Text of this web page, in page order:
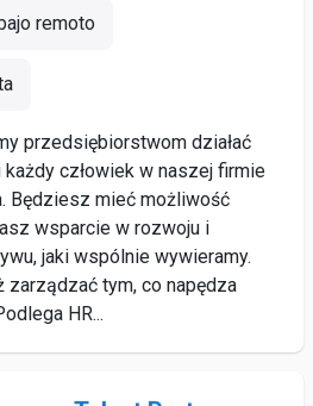
remoto
przedsiębiorstwom działać
człowiek w naszej firmie
Będziesz mieć możliwość
wsparcie w rozwoju i
jaki wspólnie wywieramy.
zarządzać tym, co napędza
HR...